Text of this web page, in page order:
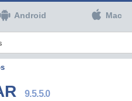
Android Mac
9.5.5.0